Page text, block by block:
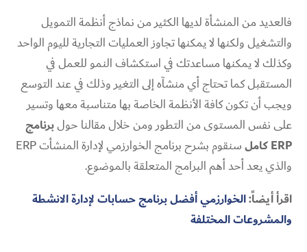
فالعديد من المنشأة لديها الكثير من نماذج أنظمة التمويل
والتشغيل ولكنها لا يمكنها تجاوز العمليات التجارية لليوم الواحد
وكذلك لا يمكنها مساعدتك في استكشاف النمو للعمل في
المستقبل كما تحتاج أي منشآه إلى التغير وذلك في عند التوسع
ويجب أن تكون كافة الأنظمة الخاصة بها متناسبة معها وتسير
على نفس المستوى من التطور ومن خلال مقالنا حولبرنامج
ERPكامل
سنقوم بشرح برنامج الخوارزمي لإدارة المنشأت ERP
والذي يعد أحد أهم البرامج المتعلقة بالموضوع.
اقرأ أيضاً:الخوارزمي أفضل برنامج حسابات لإدارة الانشطة
والمشروعات المختلفة